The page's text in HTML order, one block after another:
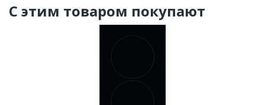
С этим товаром покупают